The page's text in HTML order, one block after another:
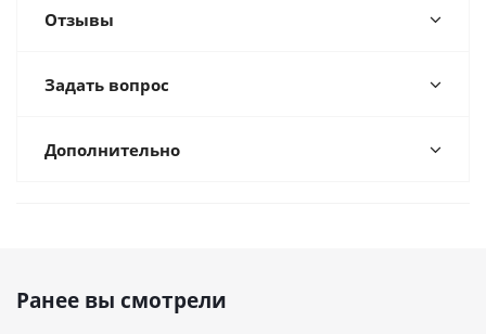
Отзывы
Задать вопрос
Дополнительно
Ранее вы смотрели